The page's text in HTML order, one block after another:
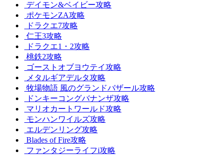
デイモン&ベイビー攻略
ポケモンZA攻略
ドラクエ7攻略
仁王3攻略
ドラクエ1・2攻略
桃鉄2攻略
ゴーストオブヨウテイ攻略
メタルギアデルタ攻略
牧場物語 風のグランドバザール攻略
ドンキーコングバナンザ攻略
マリオカートワールド攻略
モンハンワイルズ攻略
エルデンリング攻略
Blades of Fire攻略
ファンタジーライフi攻略